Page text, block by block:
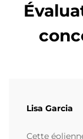
Lisa Garcia
Cette